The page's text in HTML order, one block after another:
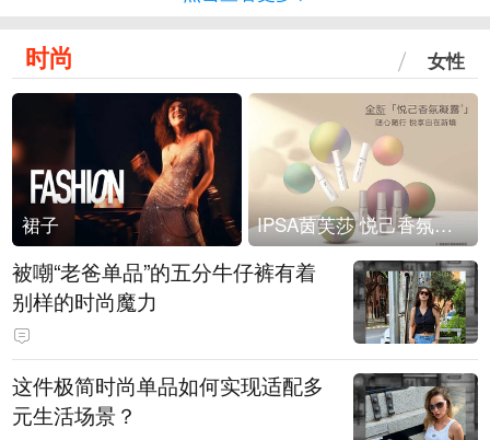
时尚 女性
裙子 IPSA茵芙莎 悦己香氛凝露上市
被嘲“老爸单品”的五分牛仔裤有着
别样的时尚魔力
这件极简时尚单品如何实现适配多
元生活场景？